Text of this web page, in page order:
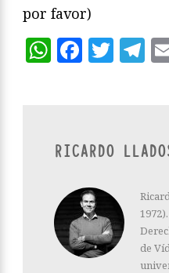
por favor)
RICARDO
de